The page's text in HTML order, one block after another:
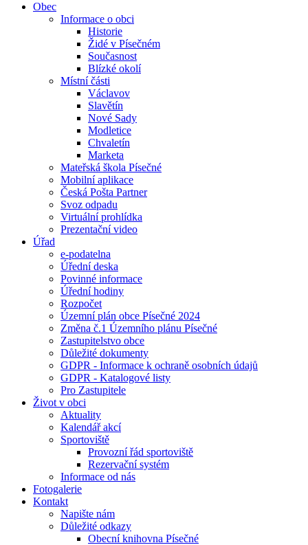
Obec
Informace o obci
Historie
Židé v Písečném
Současnost
Blízké okolí
Místní části
Václavov
Slavětín
Nové Sady
Modletice
Chvaletín
Marketa
Mateřská škola Písečné
Mobilní aplikace
Česká Pošta Partner
Svoz odpadu
Virtuální prohlídka
Prezentační video
Úřad
e-podatelna
Úřední deska
Povinné informace
Úřední hodiny
Rozpočet
Územní plán obce Písečné 2024
Změna č.1 Územního plánu Písečné
Zastupitelstvo obce
Důležité dokumenty
GDPR - Informace k ochraně osobních údajů
GDPR - Katalogové listy
Pro Zastupitele
Život v obci
Aktuality
Kalendář akcí
Sportoviště
Provozní řád sportoviště
Rezervační systém
Informace od nás
Fotogalerie
Kontakt
Napište nám
Důležité odkazy
Obecní knihovna Písečné